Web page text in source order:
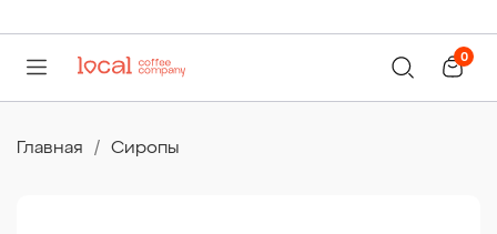
0
Главная Сиропы